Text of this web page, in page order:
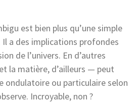
est bien plus qu’une simple
a des implications profondes
de l’univers. En d’autres
la matière, d’ailleurs — peut
ondulatoire ou particulaire selon
Incroyable, non ?